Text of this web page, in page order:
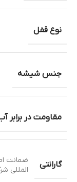
نوع قفل
جنس شیشه
مقاومت در برابر
گارانتی
المللی